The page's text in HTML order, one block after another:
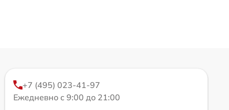
+7 (495) 023-41-97
Ежедневно с 9:00 до 21:00